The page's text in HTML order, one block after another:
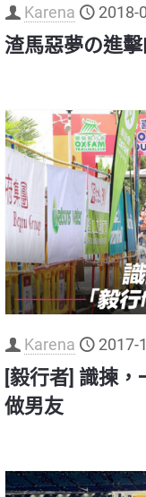
Karena 2018-
渣馬惡夢の進擊
Karena 2017-
[毅行者] 識揀，
做男友